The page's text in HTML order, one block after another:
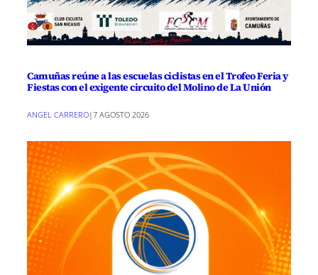
Camuñas reúne a las escuelas ciclistas en el Trofeo Feria y
Fiestas con el exigente circuito del Molino de La Unión
ANGEL CARRERO|7 AGOSTO 2026